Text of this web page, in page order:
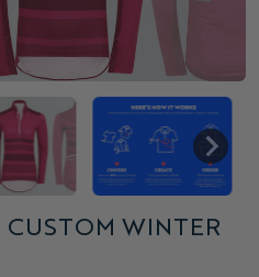
WINTER